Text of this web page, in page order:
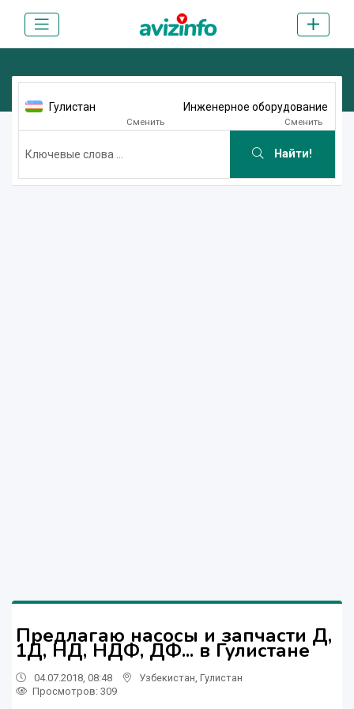
Гулистан
Сменить
Инженерное оборудование
Сменить
Найти!
Предлагаю насосы и запчасти Д,
1Д, НД, НДФ, ДФ... в Гулистане
04.07.2018, 08:48 Узбекистан Гулистан
Просмотров: 309